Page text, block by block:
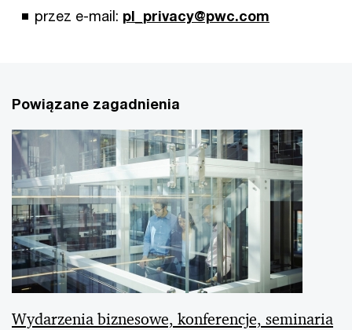
przez e-mail: pl_privacy@pwc.com
Powiązane zagadnienia
Wydarzenia biznesowe, konferencje, seminaria